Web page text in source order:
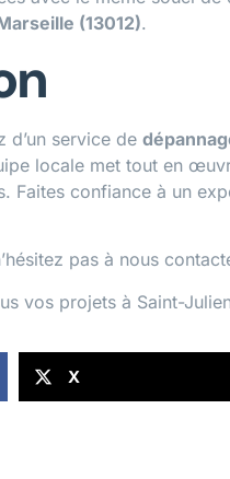
(13012).
d’un service de
locale met tout en
Faites confiance à un
pas à nous
vos projets à Saint-
X